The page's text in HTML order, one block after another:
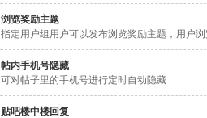
浏览奖励主题
指定用户组用户可以发布浏览奖励主题，用户
帖内手机号隐藏
可对帖子里的手机号进行定时自动隐藏
贴吧楼中楼回复